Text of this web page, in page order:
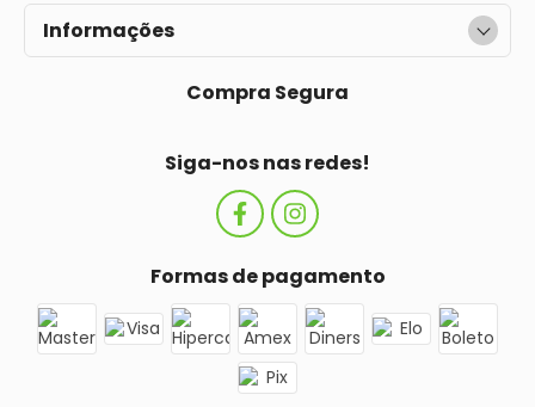
Informações
Compra Segura
Siga-nos nas redes!
Formas de pagamento